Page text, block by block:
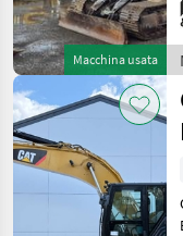
Macchina usata